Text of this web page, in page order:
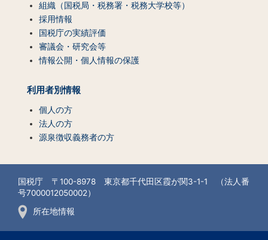
組織（国税局・税務署・税務大学校等）
採用情報
国税庁の実績評価
審議会・研究会等
情報公開・個人情報の保護
利用者別情報
個人の方
法人の方
源泉徴収義務者の方
国税庁 〒100-8978 東京都千代田区霞が関3-1-1 （法人番
号7000012050002）
所在地情報